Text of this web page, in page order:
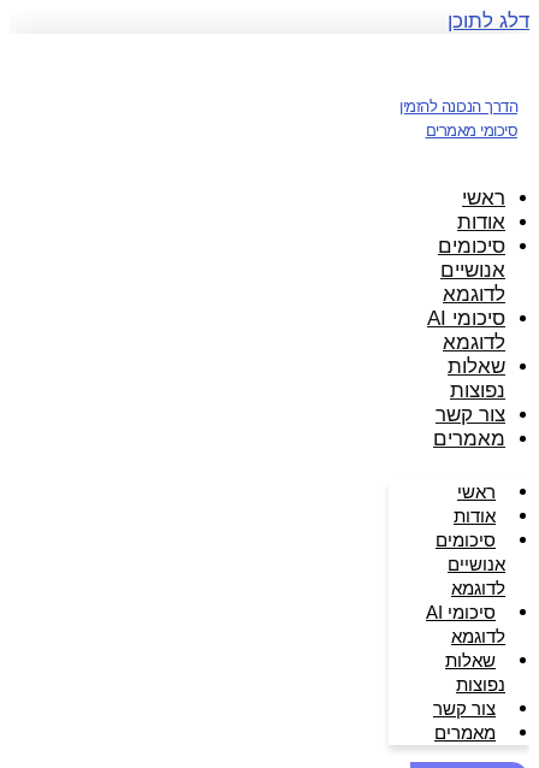
דלג לתוכן
הדרך הנכונה להזמין
סיכומי מאמרים
ראשי
אודות
סיכומים
אנושיים
לדוגמא
סיכומי AI
לדוגמא
שאלות
נפוצות
צור קשר
מאמרים
ראשי
אודות
סיכומים
אנושיים
לדוגמא
סיכומי AI
לדוגמא
שאלות
נפוצות
צור קשר
מאמרים